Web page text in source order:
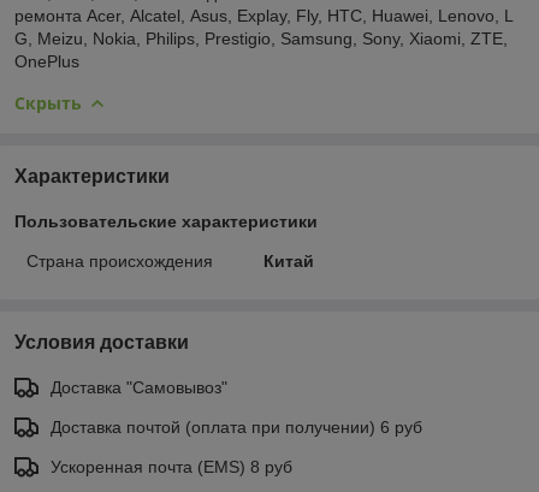
ремонта Acer, Alcatel, Asus, Explay, Fly, HTC, Huawei, Lenovo, L
G, Meizu, Nokia, Philips, Prestigio, Samsung, Sony, Xiaomi, ZTE,
OnePlus
Скрыть
Характеристики
Пользовательские характеристики
Страна происхождения Китай
Условия доставки
Доставка "Самовывоз"
Доставка почтой (оплата при получении) 6 руб
Ускоренная почта (EMS) 8 руб